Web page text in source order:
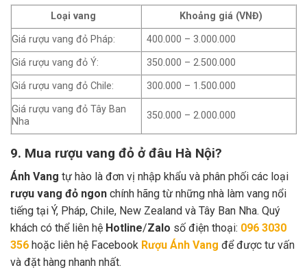
Loại vang
Khoảng giá (VNĐ)
Giá rượu vang đỏ Pháp:
400.000 – 3.000.000
Giá rượu vang đỏ Ý:
350.000 – 2.500.000
Giá rượu vang đỏ Chile:
300.000 – 1.500.000
Giá rượu vang đỏ Tây Ban
Nha
350.000 – 2.000.000
9. Mua rượu vang đỏ ở đâu Hà Nội?
Ánh Vang tự hào là đơn vị nhập khẩu và phân phối các loại
rượu vang đỏ ngon chính hãng từ những nhà làm vang nổi
tiếng tại Ý, Pháp, Chile, New Zealand và Tây Ban Nha. Quý
khách có thể liên hệ Hotline/Zalo số điện thoại: 096 3030
356 hoặc liên hệ Facebook Rượu Ánh Vang để được tư vấn
và đặt hàng nhanh nhất.